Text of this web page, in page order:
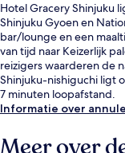
Hotel Gracery Shinjuku
Shinjuku Gyoen en
bar/lounge en een
van tijd naar Keizerlijk
reizigers waarderen de
Shinjuku-nishiguchi ligt
7 minuten loopafstand.
Informatie over